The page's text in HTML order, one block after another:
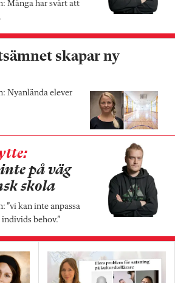
Många har svårt att
skapar ny
Nyanlända elever
på väg
skola
”vi kan inte anpassa
behov.”